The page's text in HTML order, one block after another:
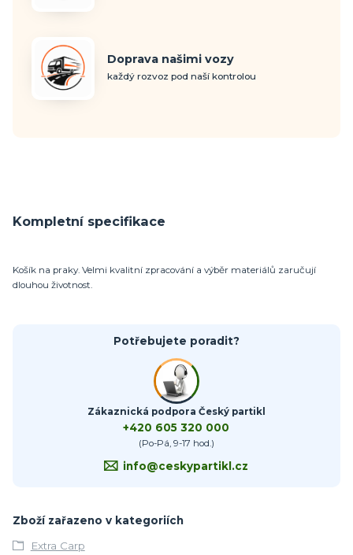
Doprava našimi vozy
každý rozvoz pod naší kontrolou
Kompletní specifikace
Košík na praky. Velmi kvalitní zpracování a výběr materiálů zaručují
dlouhou životnost.
Potřebujete poradit?
Zákaznická podpora Český partikl
+420 605 320 000
(Po-Pá, 9-17 hod.)
info@ceskypartikl.cz
Zboží zařazeno v kategoriích
Extra Carp